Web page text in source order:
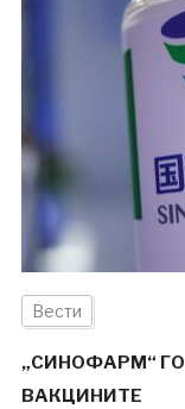
Вести
„СИНОФАРМ“
ВАКЦИНИТЕ